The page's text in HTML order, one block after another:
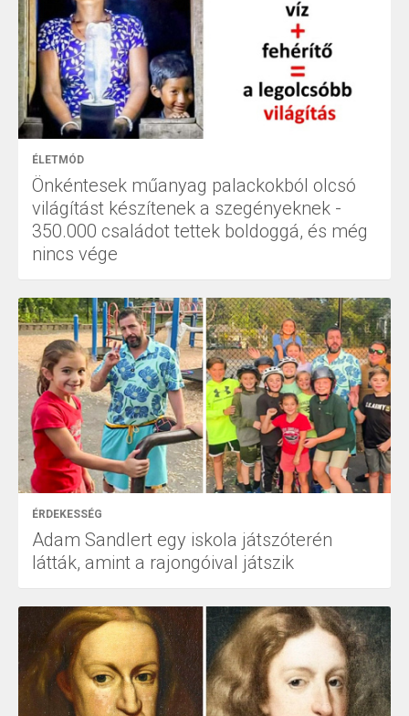
ÉLETMÓD
Önkéntesek műanyag palackokból olcsó
világítást készítenek a szegényeknek -
350.000 családot tettek boldoggá, és még
nincs vége
ÉRDEKESSÉG
Adam Sandlert egy iskola játszóterén
látták, amint a rajongóival játszik